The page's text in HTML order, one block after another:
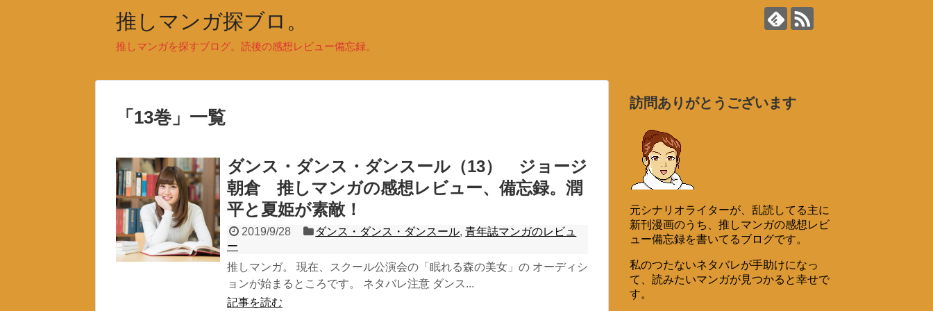
推しマンガ探ブロ。
推しマンガを探すブログ。読後の感想レビュー備忘録。
「 13巻」 一覧
ダンス・ダンス・ダンスール（13） ジョージ
朝倉 推しマンガの感想レビュー、備忘録。潤
平と夏姫が素敵！
2019/9/28 ダンス・ダンス・ダンスール,青年誌マンガのレビュ
ー
推しマンガ。 現在、スクール公演会の「眠れる森の美女」の オーディシ
ョンが始まるところです。 ネタバレ注意 ダンス...
記事を読む
訪問ありがとうございます
元シナリオライターが、乱読してる主に
新刊漫画のうち、推しマンガの感想レビ
ュー備忘録を書いてるブログです。
私のつたないネタバレが手助けになっ
て、読みたいマンガが見つかると幸せで
す。